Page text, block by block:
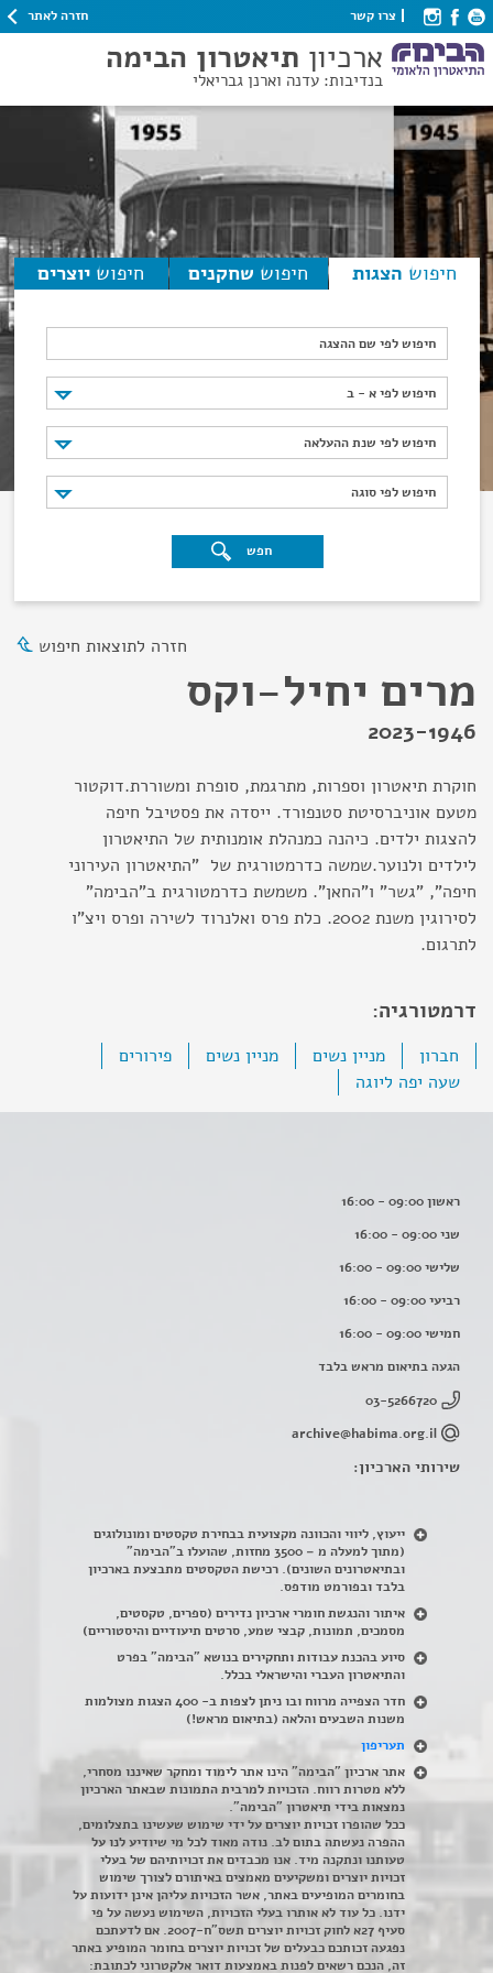
צרו קשר חזרה לאתר
ארכיון תיאטרון הבימה
בנדיבות: עדנה וארנן גבריאלי
חיפוש הצגות חיפוש שחקנים חיפוש יוצרים
חיפוש לפי שם ההצגה
חיפוש לפי א - ב
חיפוש לפי א - ב
חיפוש לפי שנת ההעלאה
חיפוש לפי שנת ההעלאה
חיפוש לפי סוגה
חיפוש לפי סוגה
חפש
חזרה לתוצאות חיפוש
מרים יחיל-וקס
2023-1946
חוקרת תיאטרון וספרות, מתרגמת, סופרת ומשוררת.דוקטור
מטעם אוניברסיטת סטנפורד. ייסדה את פסטיבל חיפה
להצגות ילדים. כיהנה כמנהלת אומנותית של התיאטרון
לילדים ולנוער.שמשה כדרמטורגית של "התיאטרון העירוני
חיפה", "גשר" ו"החאן". משמשת כדרמטורגית ב"הבימה"
לסירוגין משנת 2002. כלת פרס ואלנרוד לשירה ופרס ויצ"ו
לתרגום.
דרמטורגיה:
חברון מניין נשים מניין נשים
פירורים
שעה יפה ליוגה
ראשון 09:00 - 16:00
שני 09:00 - 16:00
שלישי 09:00 - 16:00
רביעי 09:00 - 16:00
חמישי 09:00 - 16:00
הגעה בתיאום מראש בלבד
03-5266720
archive@habima.org.il
שירותי הארכיון:
ייעוץ, ליווי והכוונה מקצועית בבחירת טקסטים ומונולוגים
(מתוך למעלה מ – 3500 מחזות, שהועלו ב"הבימה"
ובתיאטרונים השונים). רכישת הטקסטים מתבצעת בארכיון
בלבד ובפורמט מודפס.
איתור והנגשת חומרי ארכיון נדירים (ספרים, טקסטים,
מסמכים, תמונות, קבצי שמע, סרטים תיעודיים והיסטוריים)
סיוע בהכנת עבודות ותחקירים בנושא "הבימה" בפרט
והתיאטרון העברי והישראלי בכלל.
חדר הצפייה מרווח ובו ניתן לצפות ב- 400 הצגות מצולמות
משנות השבעים והלאה (בתיאום מראש!)
תעריפון
אתר ארכיון "הבימה" הינו אתר לימוד ומחקר שאיננו מסחרי,
ללא מטרות רווח. הזכויות למרבית התמונות שבאתר הארכיון
נמצאות בידי תיאטרון "הבימה".
ככל שהופרו זכויות יוצרים על ידי שימוש שעשינו בתצלומים,
ההפרה נעשתה בתום לב. נודה מאוד לכל מי שיודיע לנו על
טעותנו ונתקנה מיד. אנו מכבדים את זכויותיהם של בעלי
זכויות יוצרים ומשקיעים מאמצים באיתורם לצורך שימוש
בחומרים המופיעים באתר, אשר הזכויות עליהן אינן ידועות על
ידנו. כל עוד לא אותרו בעלי הזכויות, השימוש נעשה על פי
סעיף 27א לחוק זכויות יוצרים תשס"ח-2007. אם לדעתכם
נפגעה זכותכם כבעלים של זכויות יוצרים בחומר המופיע באתר
זה, הנכם רשאים לפנות באמצעות דואר אלקטרוני לכתובת: